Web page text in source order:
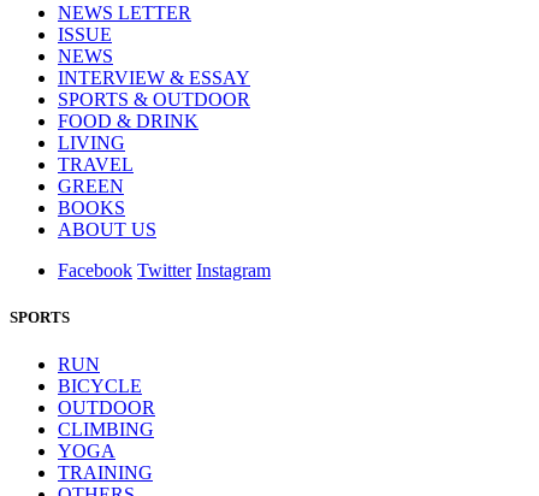
NEWS LETTER
ISSUE
NEWS
INTERVIEW & ESSAY
SPORTS & OUTDOOR
FOOD & DRINK
LIVING
TRAVEL
GREEN
BOOKS
ABOUT US
Facebook Twitter Instagram
SPORTS
RUN
BICYCLE
OUTDOOR
CLIMBING
YOGA
TRAINING